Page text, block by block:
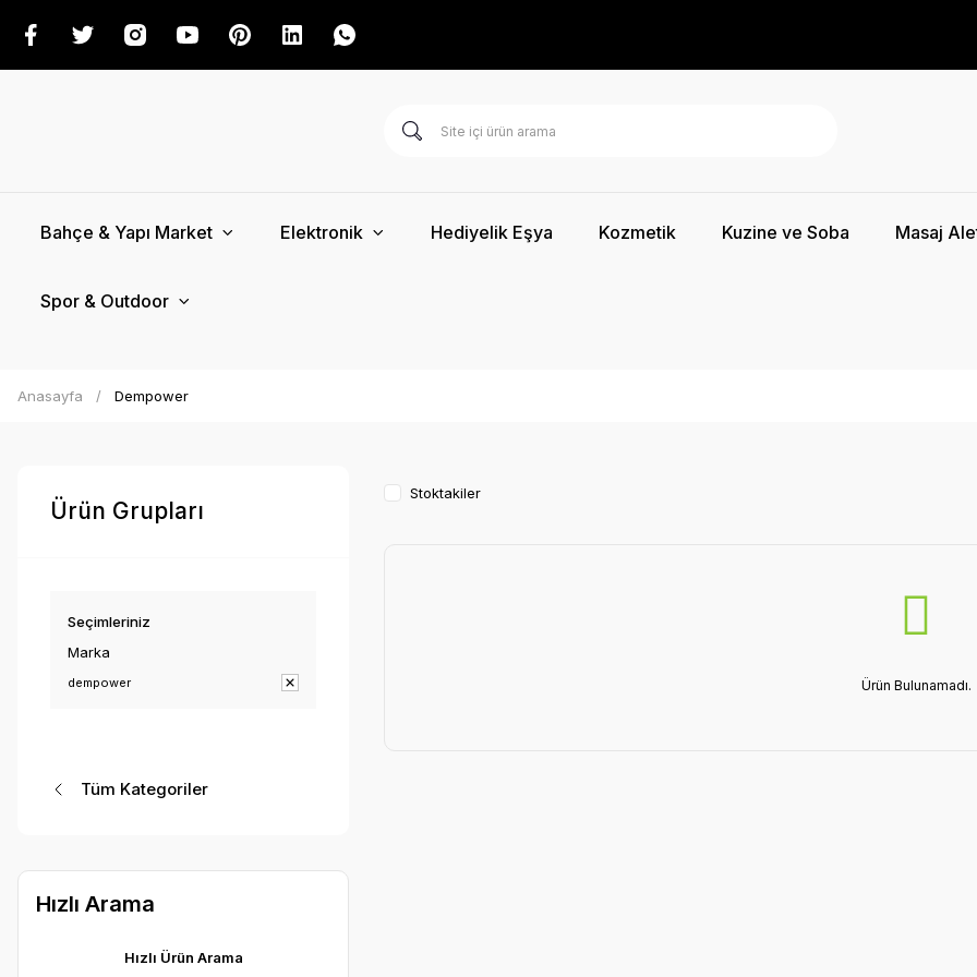
Bahçe & Yapı Market Elektronik Hediyelik Eşya Kozmetik Kuzine ve Soba Masaj
Spor & Outdoor
Anasayfa Dempower
Ürün Grupları
Seçimleriniz
Marka
dempower
Tüm Kategoriler
Hızlı Arama
Hızlı Ürün Arama
Stoktakiler
Ürün Bulunamadı.